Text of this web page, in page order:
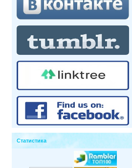
Статистика